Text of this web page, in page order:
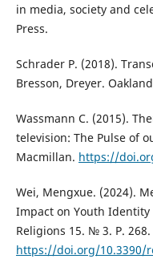
in media, society and
Press.
Schrader P. (2018).
Bresson, Dreyer.
Wassmann C. (2015).
television: The Pulse of
Macmillan. https://
Wei, Mengxue. (2024).
Impact on Youth
Religions 15. № 3. Р. 268.
https://doi.org/10.3390/